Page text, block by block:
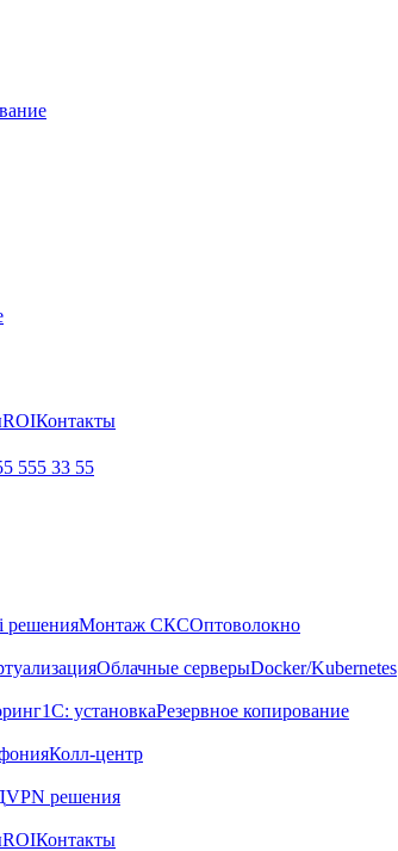
ROIКонтакты
555 33 55
решенияМонтаж СКСОптоволокно
Облачные серверыDocker/Kubernetes
1С: установкаРезервное копирование
Колл-центр
VPN решения
ROIКонтакты